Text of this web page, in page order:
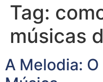
Tag:
músicas
A Melodia: